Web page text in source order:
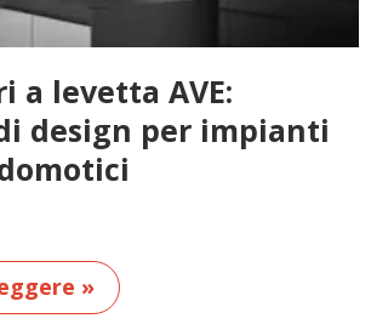
levetta AVE:
design per impianti
»